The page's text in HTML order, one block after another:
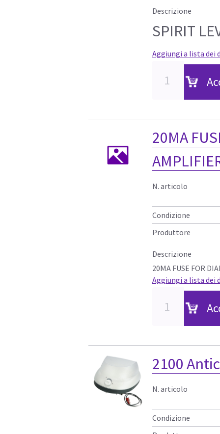
Descrizione
SPIRIT
Aggiungi a lista dei
20MA
N. articolo
Condizione
Produttore
Descrizione
20MA FUSE FOR
Aggiungi a lista dei
2100
N. articolo
Condizione